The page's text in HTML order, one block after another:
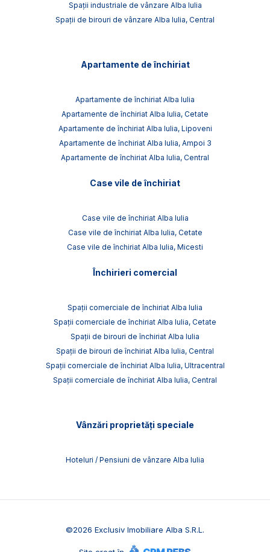
Spații industriale de vânzare Alba Iulia
Spații de birouri de vânzare Alba Iulia, Central
Apartamente de închiriat
Apartamente de închiriat Alba Iulia
Apartamente de închiriat Alba Iulia, Cetate
Apartamente de închiriat Alba Iulia, Lipoveni
Apartamente de închiriat Alba Iulia, Ampoi 3
Apartamente de închiriat Alba Iulia, Central
Case vile de închiriat
Case vile de închiriat Alba Iulia
Case vile de închiriat Alba Iulia, Cetate
Case vile de închiriat Alba Iulia, Micesti
Închirieri comercial
Spații comerciale de închiriat Alba Iulia
Spații comerciale de închiriat Alba Iulia, Cetate
Spații de birouri de închiriat Alba Iulia
Spații de birouri de închiriat Alba Iulia, Central
Spații comerciale de închiriat Alba Iulia, Ultracentral
Spații comerciale de închiriat Alba Iulia, Central
Vânzări proprietăți speciale
Hoteluri / Pensiuni de vânzare Alba Iulia
©2026 Exclusiv Imobiliare Alba S.R.L.